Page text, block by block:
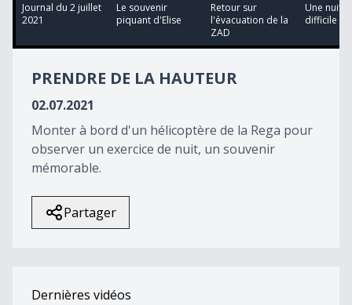
12
minutes,
seconds
Journal du 2 juillet
2021
Le souvenir
piquant d'Elise
Retour sur
l'évacuation de la
ZAD
Une nuit
difficile
PRENDRE DE LA HAUTEUR
02.07.2021
Monter à bord d'un hélicoptère de la Rega pour
observer un exercice de nuit, un souvenir
mémorable.
Partager
Dernières vidéos